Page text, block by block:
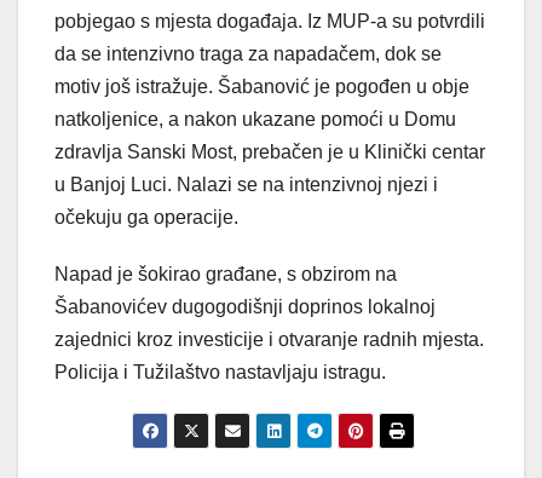
pobjegao s mjesta događaja. Iz MUP-a su potvrdili
da se intenzivno traga za napadačem, dok se
motiv još istražuje. Šabanović je pogođen u obje
natkoljenice, a nakon ukazane pomoći u Domu
zdravlja Sanski Most, prebačen je u Klinički centar
u Banjoj Luci. Nalazi se na intenzivnoj njezi i
očekuju ga operacije.
Napad je šokirao građane, s obzirom na
Šabanovićev dugogodišnji doprinos lokalnoj
zajednici kroz investicije i otvaranje radnih mjesta.
Policija i Tužilaštvo nastavljaju istragu.